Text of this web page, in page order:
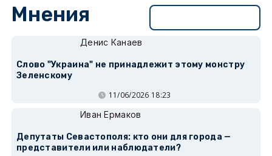
Мнения
Денис Канаев
Слово "Украина" не принадлежит этому монстру
Зеленскому
11/06/2026 18:23
Иван Ермаков
Депутаты Севастополя: кто они для города —
представители или наблюдатели?